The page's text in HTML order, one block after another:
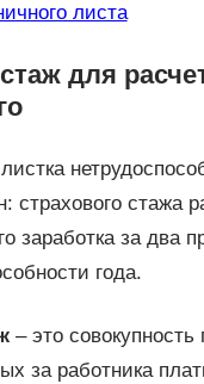
листа
для
страхового стажа
заработка за два
года.
– это совокупность
за работника